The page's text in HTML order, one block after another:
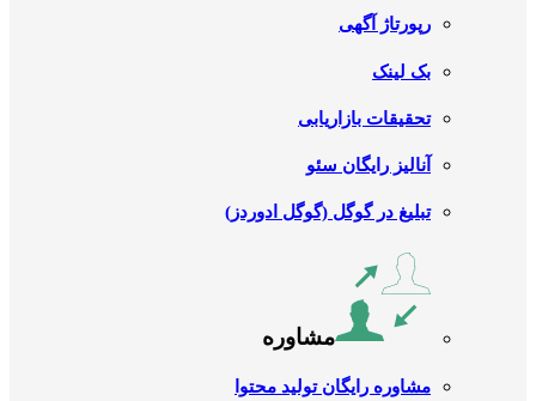
رپورتاژ آگهی
بک لینک
تحقیقات بازاریابی
آنالیز رایگان سئو
تبلیغ در گوگل (گوگل ادوردز)
مشاوره
مشاوره رایگان تولید محتوا